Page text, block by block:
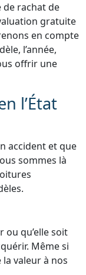
de rachat de
gratuite
en compte
l’année,
offrir une
l’État
accident et que
sommes là
qu’elle soit
Même si
valeur à nos